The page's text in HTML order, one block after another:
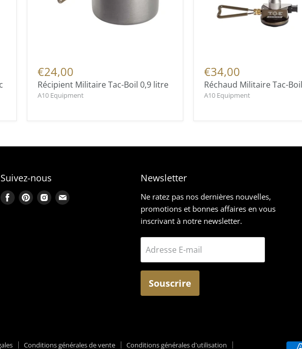
€24,00
Récipient Militaire Tac-Boil 0,9 litre
A10 Equipment
€34,00
Réchaud Militaire Tac-Boil
A10 Equipment
Suivez-nous
Trouvez-Trouvez-Trouvez-Trouvez-
Newsletter
Ne ratez pas nos dernières nouvelles,
promotions et bonnes affaires en vous
inscrivant à notre newsletter.
Adresse E-mail
Souscrire
Conditions générales de vente Conditions générales d'utilisation